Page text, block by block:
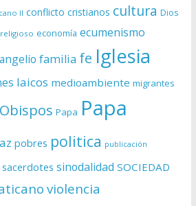
II conflicto cristianos cultura Dios
economía ecumenismo
familia fe Iglesia
laicos medioambiente migrantes
Obispos Papa Papa
pobres politica publicación
sacerdotes sinodalidad SOCIEDAD
violencia